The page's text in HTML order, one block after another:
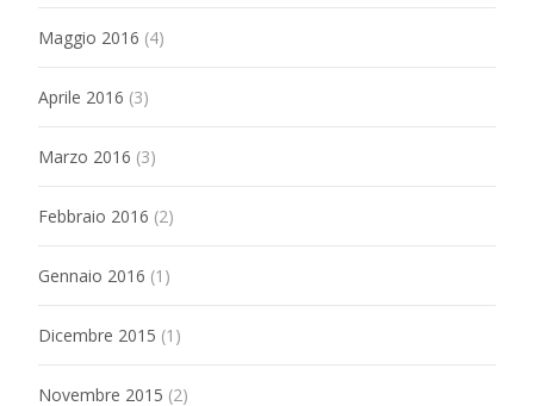
Maggio 2016 (4)
Aprile 2016 (3)
Marzo 2016 (3)
Febbraio 2016 (2)
Gennaio 2016 (1)
Dicembre 2015 (1)
Novembre 2015 (2)